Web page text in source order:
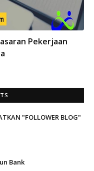
Pekerjaan
"FOLLOWER BLOG"
Bank